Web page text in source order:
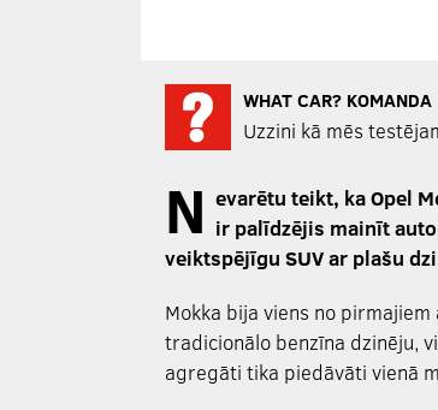
WHAT CAR? KOMANDA
Uzzini kā mēs
N evarētu teikt, ka Opel
ir palīdzējis mainīt
veiktspējīgu SUV ar plašu
Mokka bija viens no
tradicionālo benzīna dzinēju,
agregāti tika piedāvāti vienā